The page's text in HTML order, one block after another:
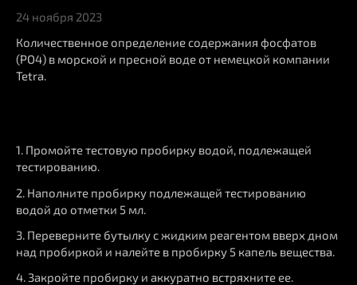
24 ноября 2023
Количественное определение содержания фосфатов
(PO4) в морской и пресной воде от немецкой компании
Tetra.
1. Промойте тестовую пробирку водой, подлежащей
тестированию.
2. Наполните пробирку подлежащей тестированию
водой до отметки 5 мл.
3. Переверните бутылку с жидким реагентом вверх дном
над пробиркой и налейте в пробирку 5 капель вещества.
4. Закройте пробирку и аккуратно встряхните ее.